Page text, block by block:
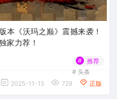
本《沃玛之巅》震撼来袭！
家力荐！
#
推荐
# 头条
2025-11-15 728 正版